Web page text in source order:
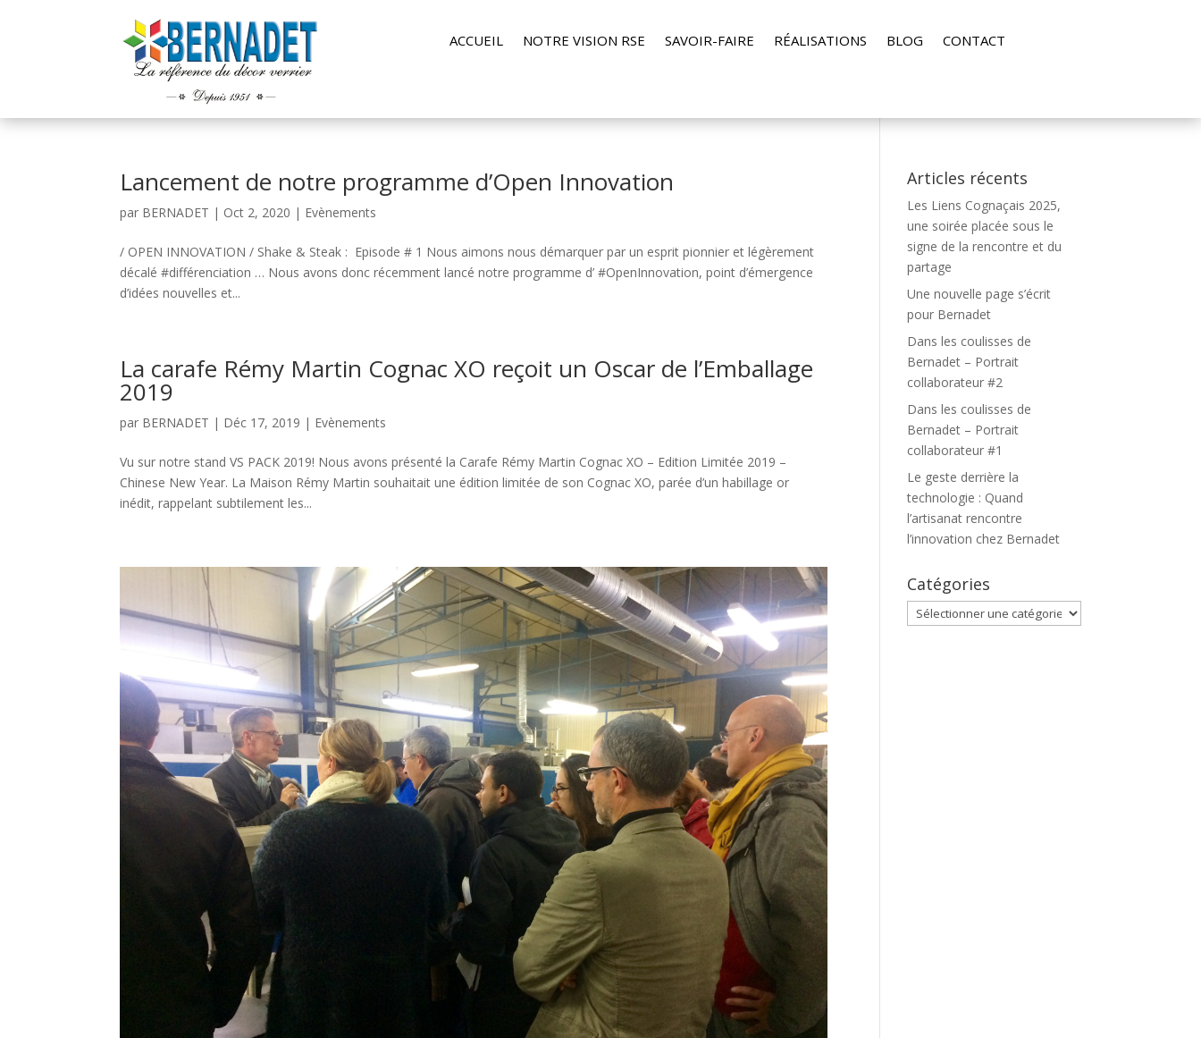
ACCUEIL NOTRE VISION RSE SAVOIR-FAIRE RÉALISATIONS BLOG CONTACT
Lancement de notre programme d’Open Innovation
par BERNADET | Oct 2, 2020 | Evènements
/ OPEN INNOVATION / Shake & Steak : Episode # 1 Nous aimons nous démarquer par un esprit pionnier et légèrement
décalé #différenciation … Nous avons donc récemment lancé notre programme d’ #OpenInnovation, point d’émergence
d’idées nouvelles et...
La carafe Rémy Martin Cognac XO reçoit un Oscar de l’Emballage
2019
par BERNADET | Déc 17, 2019 | Evènements
Vu sur notre stand VS PACK 2019! Nous avons présenté la Carafe Rémy Martin Cognac XO – Edition Limitée 2019 –
Chinese New Year. La Maison Rémy Martin souhaitait une édition limitée de son Cognac XO, parée d’un habillage or
inédit, rappelant subtilement les...
Articles récents
Les Liens Cognaçais 2025,
une soirée placée sous le
signe de la rencontre et du
partage
Une nouvelle page s’écrit
pour Bernadet
Dans les coulisses de
Bernadet – Portrait
collaborateur #2
Dans les coulisses de
Bernadet – Portrait
collaborateur #1
Le geste derrière la
technologie : Quand
l’artisanat rencontre
l’innovation chez Bernadet
Catégories
Catégories